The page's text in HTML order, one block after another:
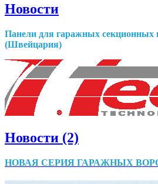
Новости
Панели для гаражных секционных
(Швейцария)
Новости (2)
НОВАЯ СЕРИЯ ГАРАЖНЫХ